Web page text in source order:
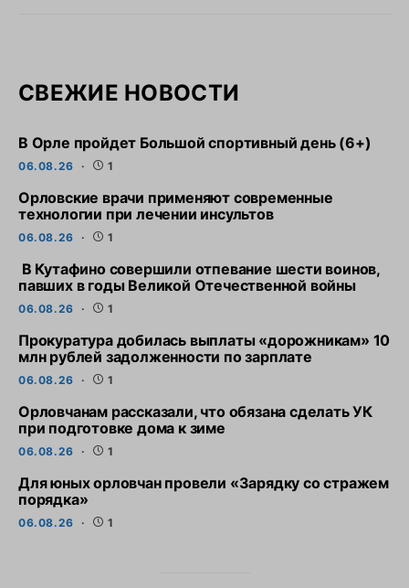
СВЕЖИЕ НОВОСТИ
В Орле пройдет Большой спортивный день (6+)
06.08.26 1
Орловские врачи применяют современные
технологии при лечении инсультов
06.08.26 1
В Кутафино совершили отпевание шести воинов,
павших в годы Великой Отечественной войны
06.08.26 1
Прокуратура добилась выплаты «дорожникам» 10
млн рублей задолженности по зарплате
06.08.26 1
Орловчанам рассказали, что обязана сделать УК
при подготовке дома к зиме
06.08.26 1
Для юных орловчан провели «Зарядку со стражем
порядка»
06.08.26 1